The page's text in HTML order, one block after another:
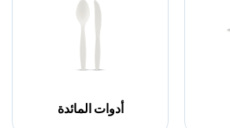
أدوات المائدة